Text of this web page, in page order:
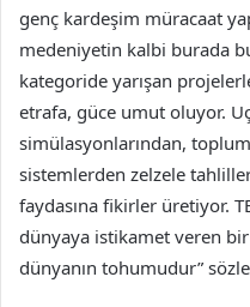
genç kardeşim müracaat
medeniyetin kalbi burada
kategoride yarışan
etrafa, güce umut oluyor.
simülasyonlarından,
sistemlerden zelzele
faydasına fikirler üretiyor.
dünyaya istikamet veren bir
dünyanın tohumudur”